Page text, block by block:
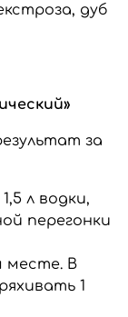
дуб
за
л водки,
перегонки
месте. В
1